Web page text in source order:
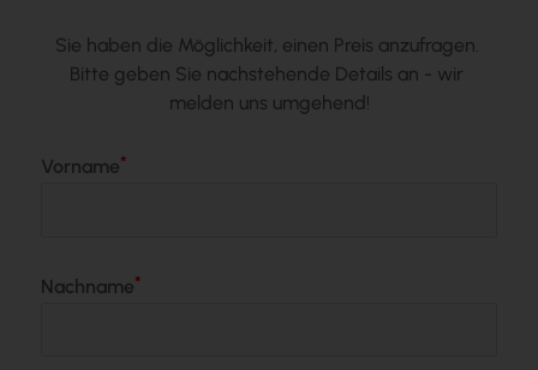
Sie haben die Möglichkeit, einen Preis anzufragen.
Bitte geben Sie nachstehende Details an - wir
melden uns umgehend!
Vorname
Nachname